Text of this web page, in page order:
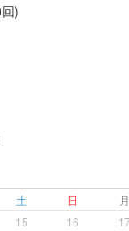
不可
)
土 日
15 16